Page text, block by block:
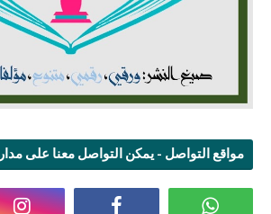
مواقع التواصل - يمكن التواصل معنا على